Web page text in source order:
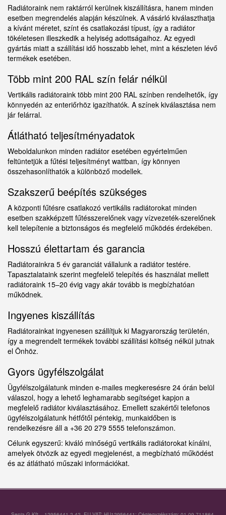
Radiátoraink nem raktárról kerülnek kiszállításra, hanem minden
esetben megrendelés alapján készülnek. A vásárló kiválaszthatja
a kívánt méretet, színt és csatlakozási típust, így a radiátor
tökéletesen illeszkedik a helyiség adottságaihoz. Az egyedi
gyártás miatt a szállítási idő hosszabb lehet, mint a készleten lévő
termékek esetében.
Több mint 200 RAL szín felár nélkül
Vertikális radiátoraink több mint 200 RAL színben rendelhetők, így
könnyedén az enteriőrhöz igazíthatók. A színek kiválasztása nem
jár felárral.
Átlátható teljesítményadatok
Weboldalunkon minden radiátor esetében egyértelműen
feltüntetjük a fűtési teljesítményt wattban, így könnyen
összehasonlíthatók a különböző modellek.
Szakszerű beépítés szükséges
A központi fűtésre csatlakozó vertikális radiátorokat minden
esetben szakképzett fűtésszerelőnek vagy vízvezeték-szerelőnek
kell telepítenie a biztonságos és megfelelő működés érdekében.
Hosszú élettartam és garancia
Radiátorainkra 5 év garanciát vállalunk a radiátor testére.
Tapasztalataink szerint megfelelő telepítés és használat mellett
radiátoraink 15–20 évig vagy akár tovább is megbízhatóan
működnek.
Ingyenes kiszállítás
Radiátorainkat ingyenesen szállítjuk ki Magyarország területén,
így a megrendelt termékek további szállítási költség nélkül jutnak
el Önhöz.
Gyors ügyfélszolgálat
Ügyfélszolgálatunk minden e-mailes megkeresésre 24 órán belül
válaszol, hogy a lehető leghamarabb segítséget kapjon a
megfelelő radiátor kiválasztásához. Emellett szakértői telefonos
ügyfélszolgálatunk hétfőtől péntekig, munkaidőben is
rendelkezésre áll a +36 20 279 5555 telefonszámon.
Célunk egyszerű: kiváló minőségű vertikális radiátorokat kínálni,
amelyek ötvözik az egyedi megjelenést, a megbízható működést
és az átlátható műszaki információkat.